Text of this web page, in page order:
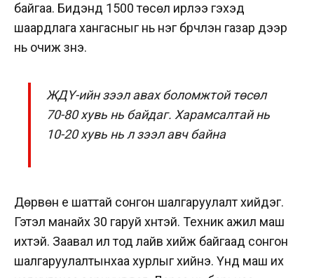
байгаа. Бидэнд 1500 төсөл ирлээ гэхэд
шаардлага хангасныг нь нэг бүрчлэн газар дээр
нь очиж үзнэ.
ЖДҮ-ийн зээл авах боломжтой төсөл
70-80 хувь нь байдаг. Харамсалтай нь
10-20 хувь нь л зээл авч байна
Дөрвөн үе шаттай сонгон шалгаруулалт хийдэг.
Гэтэл манайх 30 гаруй хүнтэй. Техник ажил маш
ихтэй. Заавал ил тод лайв хийж байгаад сонгон
шалгаруулалтынхаа хурлыг хийнэ. Үүнд маш их